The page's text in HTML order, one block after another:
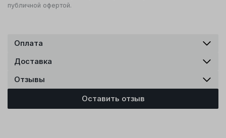
публичной офертой.
Оплата
Доставка
Отзывы
Оставить отзыв